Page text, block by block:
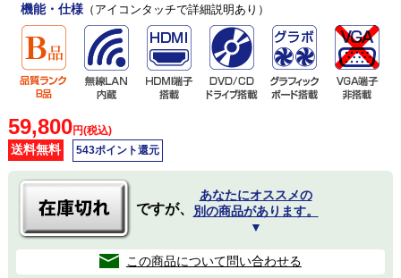
機能・仕様（アイコンタッチで詳細説明あり）
59,800円(税込)
送料無料 543ポイント還元
ですが、
あなたにオススメの
別の商品があります。
▼
この商品について問い合わせる